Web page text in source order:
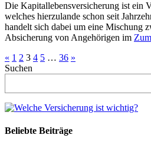
Die Kapitallebensversicherung ist ein
welches hierzulande schon seit
handelt sich dabei um eine Mischung
Absicherung von Angehörigen im
« 1 2 3 4 5 … 36 »
Suchen
Beliebte Beiträge